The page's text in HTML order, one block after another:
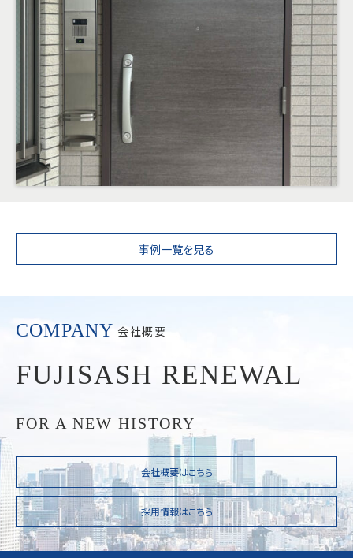
事例一覧を見る
COMPANY 会社概要
FUJISASH RENEWAL
FOR A NEW HISTORY
会社概要はこちら
採用情報はこちら